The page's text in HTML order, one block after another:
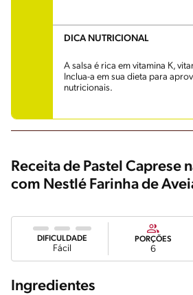
DICA NUTRICIONAL
A salsa é rica em vitamina K,
Inclua-a em sua dieta para
nutricionais.
Receita de Pastel Caprese
com Nestlé Farinha de
DIFICULDADE
Fácil
PORÇÕES
6
Ingredientes